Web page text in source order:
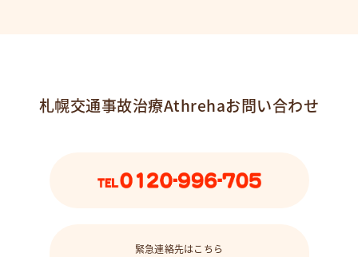
札幌交通事故治療Athrehaお問い合わせ
緊急連絡先はこちら